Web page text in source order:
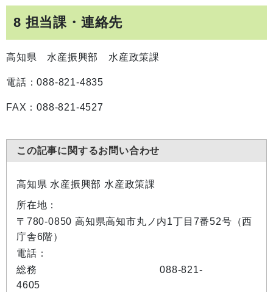
8 担当課・連絡先
高知県 水産振興部 水産政策課
電話：088-821-4835
FAX：088-821-4527
この記事に関するお問い合わせ
高知県 水産振興部 水産政策課
所在地：
〒780-0850 高知県高知市丸ノ内1丁目7番52号（西
庁舎6階）
電話：
総務 088-821-
4605